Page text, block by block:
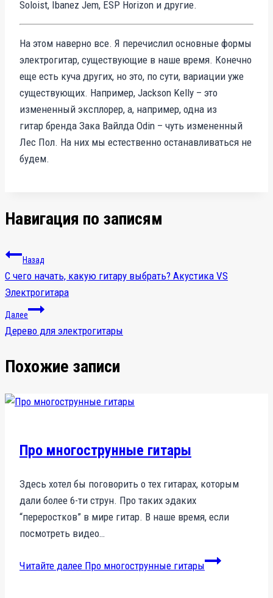
Soloist, Ibanez Jem, ESP Horizon и другие.
На этом наверно все. Я перечислил основные формы
электрогитар, существующие в наше время. Конечно
еще есть куча других, но это, по сути, вариации уже
существующих. Например, Jackson Kelly – это
измененный эксплорер, а, например, одна из
гитар бренда Зака Вайлда Odin – чуть измененный
Лес Пол. На них мы естественно останавливаться не
будем.
Навигация по записям
Назад
С чего начать, какую гитару выбрать? Акустика VS
Электрогитара
Далее
Дерево для электрогитары
Похожие записи
Про многострунные гитары
Здесь хотел бы поговорить о тех гитарах, которым
дали более 6-ти струн. Про таких эдаких
“переростков” в мире гитар. В наше время, если
посмотреть видео…
Читайте далее Про многострунные гитары